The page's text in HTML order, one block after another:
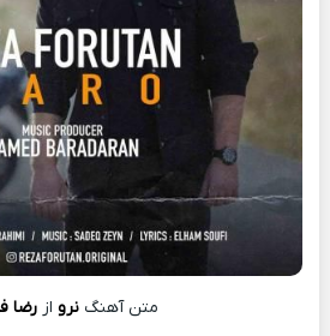
متن آهنگ نرو از رضا